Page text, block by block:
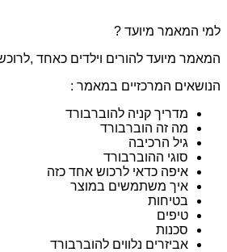
למי המאמר מיועד ?
המאמר מיועד להורים וילדים כאחד
הנושאים המרכזיים במאמר :
מדריך קניה להוברבורד
מה זה הוברבורד
גיל הרכיבה
סוגי ההוברבורד
איפה כדאי לרכוש אחד כזה
איך משתמשים במוצר
בטיחות
טיפים
סכנות
אביזרים נלווים להוברבורד